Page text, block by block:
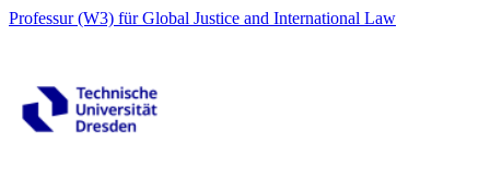
Professur (W3) für Global Justice and International Law